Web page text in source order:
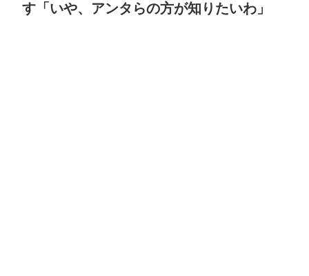
す「いや、アンタらの方が知りたいわ」